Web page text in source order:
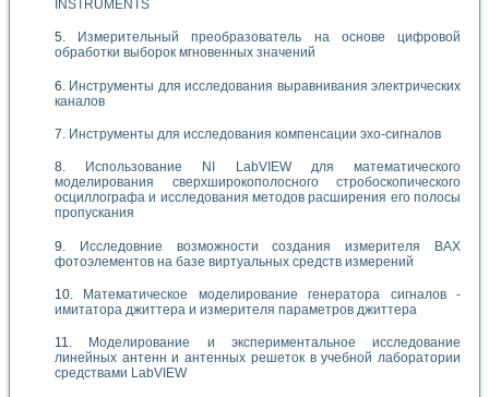
INSTRUMENTS
Измерительный преобразователь на основе цифровой
обработки выборок мгновенных значений
Инструменты для исследования выравнивания электрических
каналов
Инструменты для исследования компенсации эхо-сигналов
Использование NI LabVIEW для математического
моделирования сверхширокополосного стробоскопического
осциллографа и исследования методов расширения его полосы
пропускания
Исследовние возможности создания измерителя ВАХ
фотоэлементов на базе виртуальных средств измерений
Математическое моделирование генератора сигналов -
имитатора джиттера и измерителя параметров джиттера
Моделирование и экспериментальное исследование
линейных антенн и антенных решеток в учебной лаборатории
средствами LabVIEW